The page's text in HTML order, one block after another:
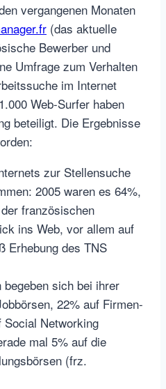
vergangenen Monaten
(das aktuelle
Bewerber und
Umfrage zum Verhalten
im Internet
Web-Surfer haben
beteiligt. Die Ergebnisse
zur Stellensuche
2005 waren es 64%,
französischen
ins Web, vor allem auf
Erhebung des TNS
sich bei ihrer
22% auf Firmen-
Social Networking
mal 5% auf die
(frz.